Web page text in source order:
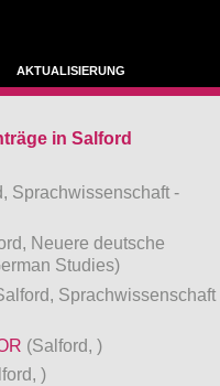
AKTUALISIERUNG
in Salford
Sprachwissenschaft -
Neuere deutsche
Studies)
Sprachwissenschaft
(Salford, )
)